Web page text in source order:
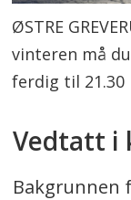
ØSTRE
vinteren må
ferdig til 21.30
Vedtatt i
Bakgrunnen